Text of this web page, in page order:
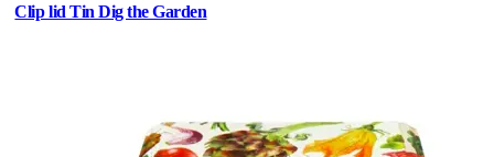
Clip lid Tin Dig the Garden